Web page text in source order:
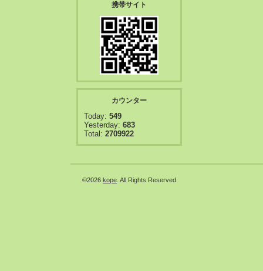
携帯サイト
カウンター
Today: 549
Yesterday: 683
Total: 2709922
©2026 kope . All Rights Reserved.